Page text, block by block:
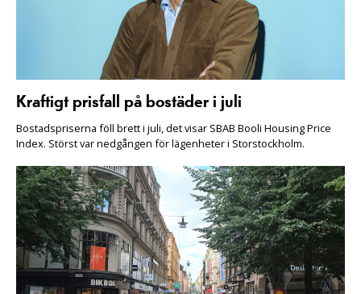
Kraftigt prisfall på bostäder i juli
Bostadspriserna föll brett i juli, det visar SBAB Booli Housing Price
Index. Störst var nedgången för lägenheter i Storstockholm.